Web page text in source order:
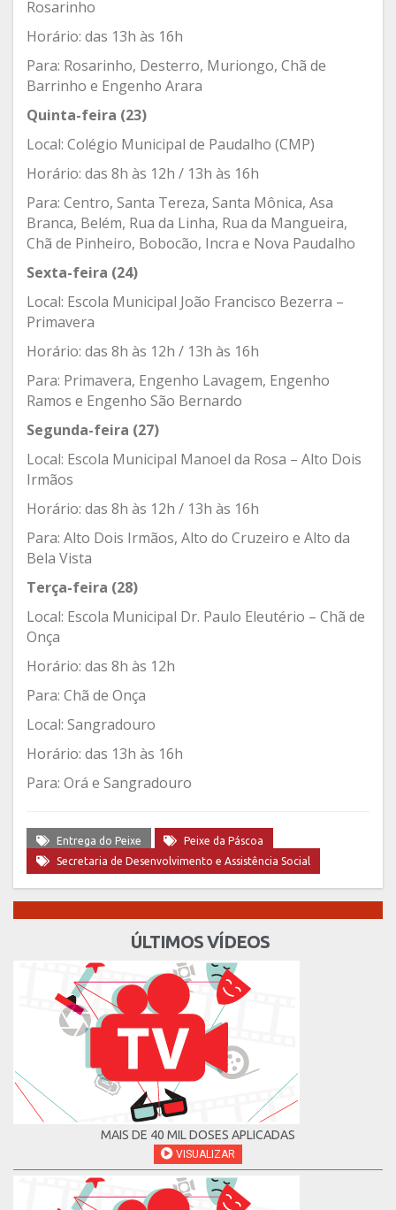
Rosarinho
Horário: das 13h às 16h
Para: Rosarinho, Desterro, Muriongo, Chã de
Barrinho e Engenho Arara
Quinta-feira (23)
Local: Colégio Municipal de Paudalho (CMP)
Horário: das 8h às 12h / 13h às 16h
Para: Centro, Santa Tereza, Santa Mônica, Asa
Branca, Belém, Rua da Linha, Rua da Mangueira,
Chã de Pinheiro, Bobocão, Incra e Nova Paudalho
Sexta-feira (24)
Local: Escola Municipal João Francisco Bezerra –
Primavera
Horário: das 8h às 12h / 13h às 16h
Para: Primavera, Engenho Lavagem, Engenho
Ramos e Engenho São Bernardo
Segunda-feira (27)
Local: Escola Municipal Manoel da Rosa – Alto Dois
Irmãos
Horário: das 8h às 12h / 13h às 16h
Para: Alto Dois Irmãos, Alto do Cruzeiro e Alto da
Bela Vista
Terça-feira (28)
Local: Escola Municipal Dr. Paulo Eleutério – Chã de
Onça
Horário: das 8h às 12h
Para: Chã de Onça
Local: Sangradouro
Horário: das 13h às 16h
Para: Orá e Sangradouro
Entrega do Peixe
Peixe da Páscoa
Secretaria de Desenvolvimento e Assistência Social
ÚLTIMOS VÍDEOS
MAIS DE 40 MIL DOSES APLICADAS
VISUALIZAR